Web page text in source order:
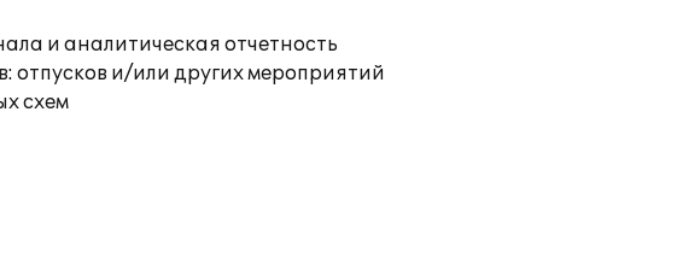
и аналитическая отчетность
отпусков и/или других мероприятий
схем